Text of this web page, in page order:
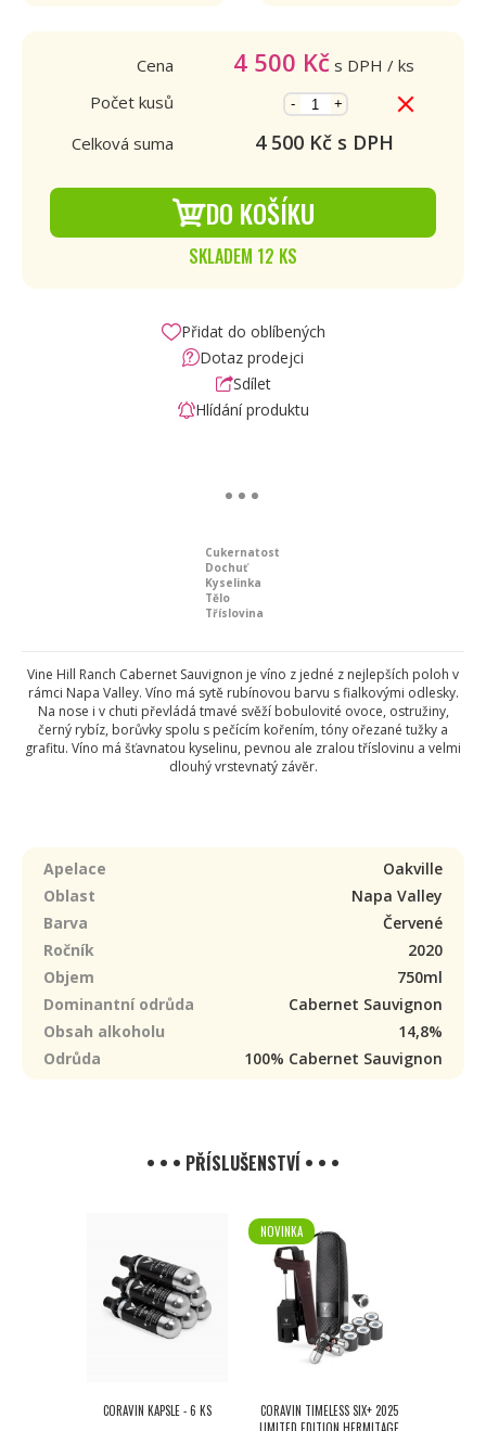
Cena 4 500 Kč s DPH / ks
Počet kusů
- +
Celková suma 4 500Kč s DPH
DO KOŠÍKU
SKLADEM 12 KS
Přidat do oblíbených
Dotaz prodejci
Sdílet
Hlídání produktu
Cukernatost
Dochuť
Kyselinka
Tělo
Tříslovina
Vine Hill Ranch Cabernet Sauvignon je víno z jedné z nejlepších poloh v
rámci Napa Valley. Víno má sytě rubínovou barvu s fialkovými odlesky.
Na nose i v chuti převládá tmavé svěží bobulovité ovoce, ostružiny,
černý rybíz, borůvky spolu s pečícím kořením, tóny ořezané tužky a
grafitu. Víno má šťavnatou kyselinu, pevnou ale zralou tříslovinu a velmi
dlouhý vrstevnatý závěr.
Apelace
Oakville
Oblast
Napa Valley
Barva
Červené
Ročník
2020
Objem
750ml
Dominantní odrůda
Cabernet Sauvignon
Obsah alkoholu
14,8%
Odrůda
100% Cabernet Sauvignon
• • • PŘÍSLUŠENSTVÍ • • •
CORAVIN KAPSLE - 6 KS
NOVINKA
CORAVIN TIMELESS SIX+ 2025